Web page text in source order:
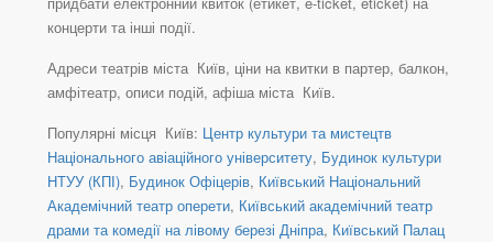
концерти та інші події.
Адреси театрів міста Київ, ціни на квитки в партер, балкон,
амфітеатр, описи подій, афіша міста Київ.
Популярні місця Київ: Центр культури та мистецтв
Національного авіаційного університету, Будинок культури
НТУУ (КПІ), Будинок Офіцерів, Київський Національний
Академічний театр оперети, Київський академічний театр
драми та комедії на лівому березі Дніпра, Київський Палац